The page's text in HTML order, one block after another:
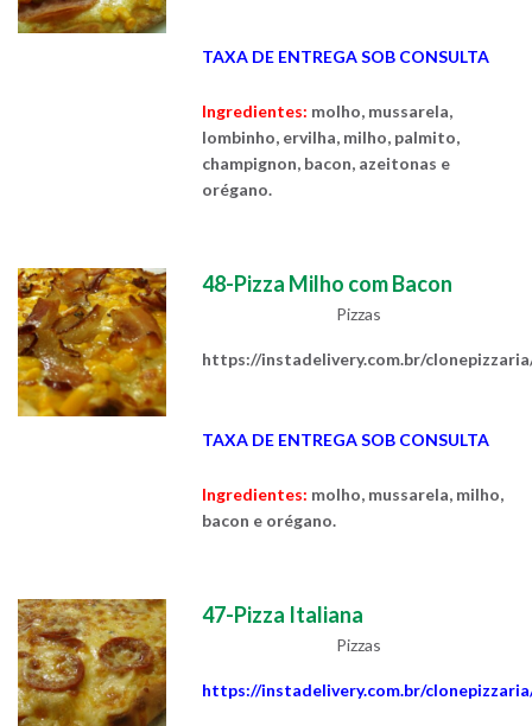
TAXA DE ENTREGA SOB CONSULTA
Ingredientes: molho, mussarela,
lombinho, ervilha, milho, palmito,
champignon, bacon, azeitonas e
orégano.
48-Pizza Milho com Bacon
Pizzas
https://instadelivery.com.br/
TAXA DE ENTREGA SOB CONSULTA
Ingredientes: molho, mussarela, milho,
bacon e orégano.
47-Pizza Italiana
Pizzas
https://instadelivery.com.br/